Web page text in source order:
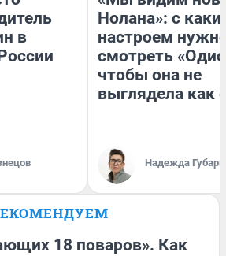
в
Нолана»: с
настроем
смотреть
чтобы она не
выглядела как
Надежда Губарь
18 поваров». Как